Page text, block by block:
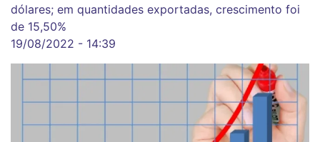
dólares; em quantidades exportadas, crescimento foi
de 15,50%
19/08/2022 - 14:39